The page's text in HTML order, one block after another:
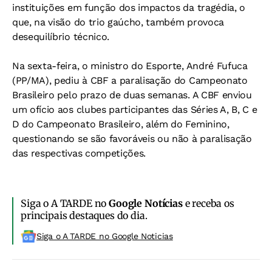
instituições em função dos impactos da tragédia, o
que, na visão do trio gaúcho, também provoca
desequilíbrio técnico.
Na sexta-feira, o ministro do Esporte, André Fufuca
(PP/MA), pediu à CBF a paralisação do Campeonato
Brasileiro pelo prazo de duas semanas. A CBF enviou
um ofício aos clubes participantes das Séries A, B, C e
D do Campeonato Brasileiro, além do Feminino,
questionando se são favoráveis ou não à paralisação
das respectivas competições.
Siga o A TARDE noGoogle Notíciase receba os
principais destaques do dia.
Siga o A TARDE no Google Noticias